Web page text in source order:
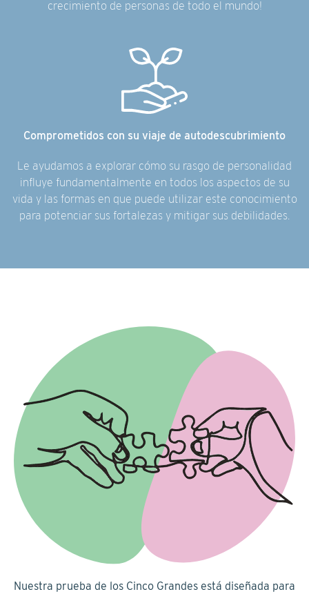
crecimiento de personas de todo el mundo!
Comprometidos con su viaje de autodescubrimiento
Le ayudamos a explorar cómo su rasgo de personalidad
influye fundamentalmente en todos los aspectos de su
vida y las formas en que puede utilizar este conocimiento
para potenciar sus fortalezas y mitigar sus debilidades.
Nuestra prueba de los Cinco Grandes está diseñada para